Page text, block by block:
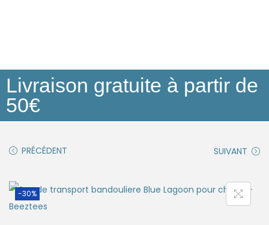
Livraison gratuite à partir de
50€
PRÉCÉDENT SUIVANT
-30%